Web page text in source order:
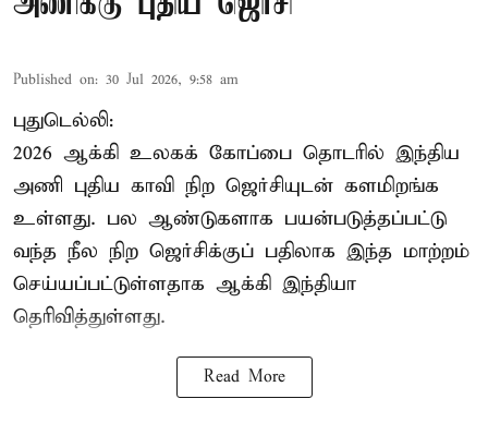
Published on: 30 Jul 2026, 9:58 am
புதுடெல்லி:
2026 ஆக்கி உலகக் கோப்பை தொடரில் இந்திய
அணி புதிய காவி நிற ஜெர்சியுடன் களமிறங்க
உள்ளது. பல ஆண்டுகளாக பயன்படுத்தப்பட்டு
வந்த நீல நிற ஜெர்சிக்குப் பதிலாக இந்த மாற்றம்
செய்யப்பட்டுள்ளதாக ஆக்கி இந்தியா
தெரிவித்துள்ளது.
Read More